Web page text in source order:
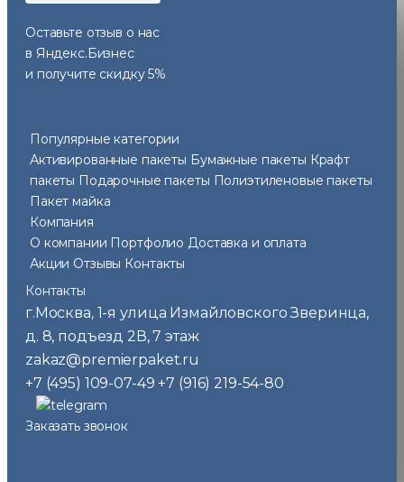
Оставьте отзыв о нас
в Яндекс.Бизнес
и получите скидку 5%
Популярные категории
Активированные пакеты Бумажные пакеты Крафт
пакеты Подарочные пакеты Полиэтиленовые пакеты
Пакет майка
Компания
О компании Портфолио Доставка и оплата
Акции Отзывы Контакты
Контакты
г.Москва, 1-я улица Измайловского Зверинца,
д. 8, подъезд 2В, 7 этаж
zakaz@premierpaket.ru
+7 (495) 109-07-49 +7 (916) 219-54-80
Заказать звонок